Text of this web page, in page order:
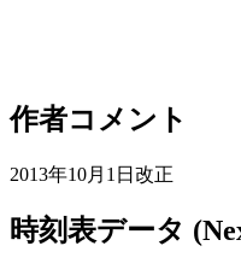
作者コメント
2013年10月1日改正
時刻表データ